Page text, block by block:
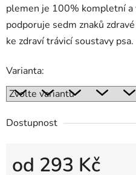
plemen je 100% kompletní a
podporuje sedm znaků
ke zdraví trávicí soustavy psa.
Varianta:
Dostupnost
od 293 Kč